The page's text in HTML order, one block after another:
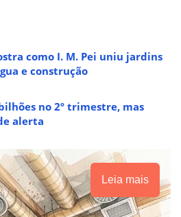
como I. M. Pei uniu jardins
e construção
no 2º trimestre, mas
alerta
Leia mais